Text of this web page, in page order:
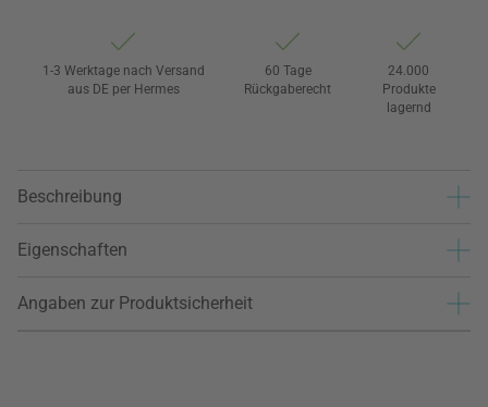
1-3 Werktage nach Versand
aus DE per Hermes
60 Tage
Rückgaberecht
24.000
Produkte
lagernd
Beschreibung
Eigenschaften
Angaben zur Produktsicherheit